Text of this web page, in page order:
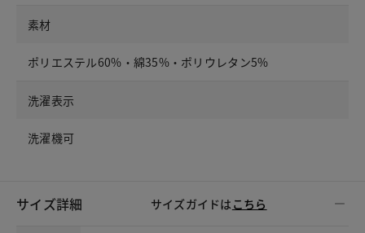
素材
ポリエステル60%・綿35%・ポリウレタン5%
洗濯表示
洗濯機可
サイズ詳細 サイズガイドは こちら